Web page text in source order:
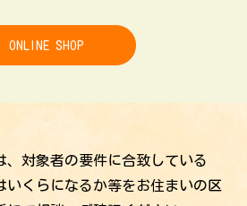
ONLINE SHOP
、対象者の要件に合致している
いくらになるか等をお住まいの区